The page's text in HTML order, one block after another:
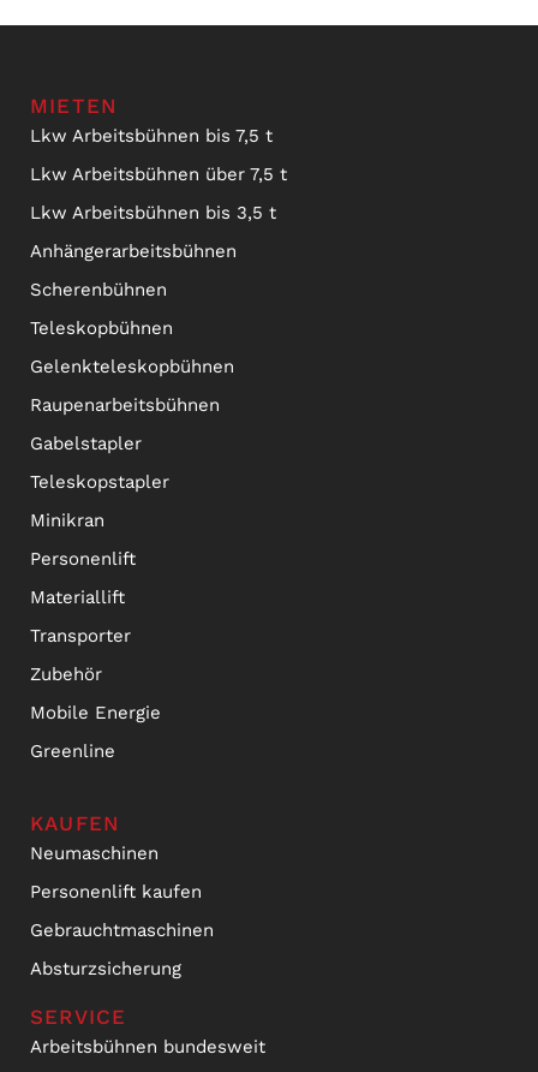
MIETEN
Lkw Arbeitsbühnen bis 7,5 t
Lkw Arbeitsbühnen über 7,5 t
Lkw Arbeitsbühnen bis 3,5 t
Anhängerarbeitsbühnen
Scherenbühnen
Teleskopbühnen
Gelenkteleskopbühnen
Raupenarbeitsbühnen
Gabelstapler
Teleskopstapler
Minikran
Personenlift
Materiallift
Transporter
Zubehör
Mobile Energie
Greenline
KAUFEN
Neumaschinen
Personenlift kaufen
Gebrauchtmaschinen
Absturzsicherung
SERVICE
Arbeitsbühnen bundesweit